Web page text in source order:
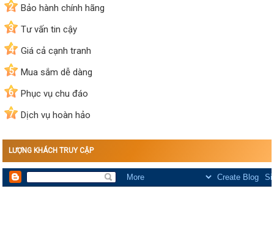
2
Bảo hành chính hãng
3
Tư vấn tin cậy
4
Giá cả cạnh tranh
5
Mua sắm dễ dàng
6
Phục vụ chu đáo
7
Dịch vụ hoàn hảo
LƯỢNG KHÁCH TRUY CẬP